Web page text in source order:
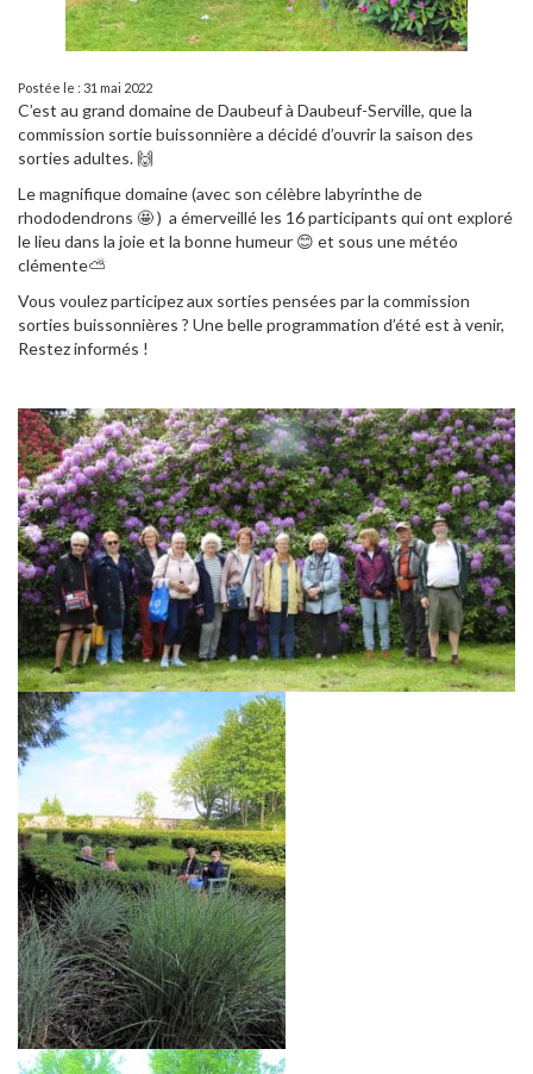
Postée le : 31 mai 2022
C’est au grand domaine de Daubeuf à Daubeuf-Serville, que la
commission sortie buissonnière a décidé d’ouvrir la saison des
sorties adultes. 🙌
Le magnifique domaine (avec son célèbre labyrinthe de
rhododendrons 🤩 ) a émerveillé les 16 participants qui ont exploré
le lieu dans la joie et la bonne humeur 😊 et sous une météo
clémente⛅
Vous voulez participez aux sorties pensées par la commission
sorties buissonnières ? Une belle programmation d’été est à venir,
Restez informés !